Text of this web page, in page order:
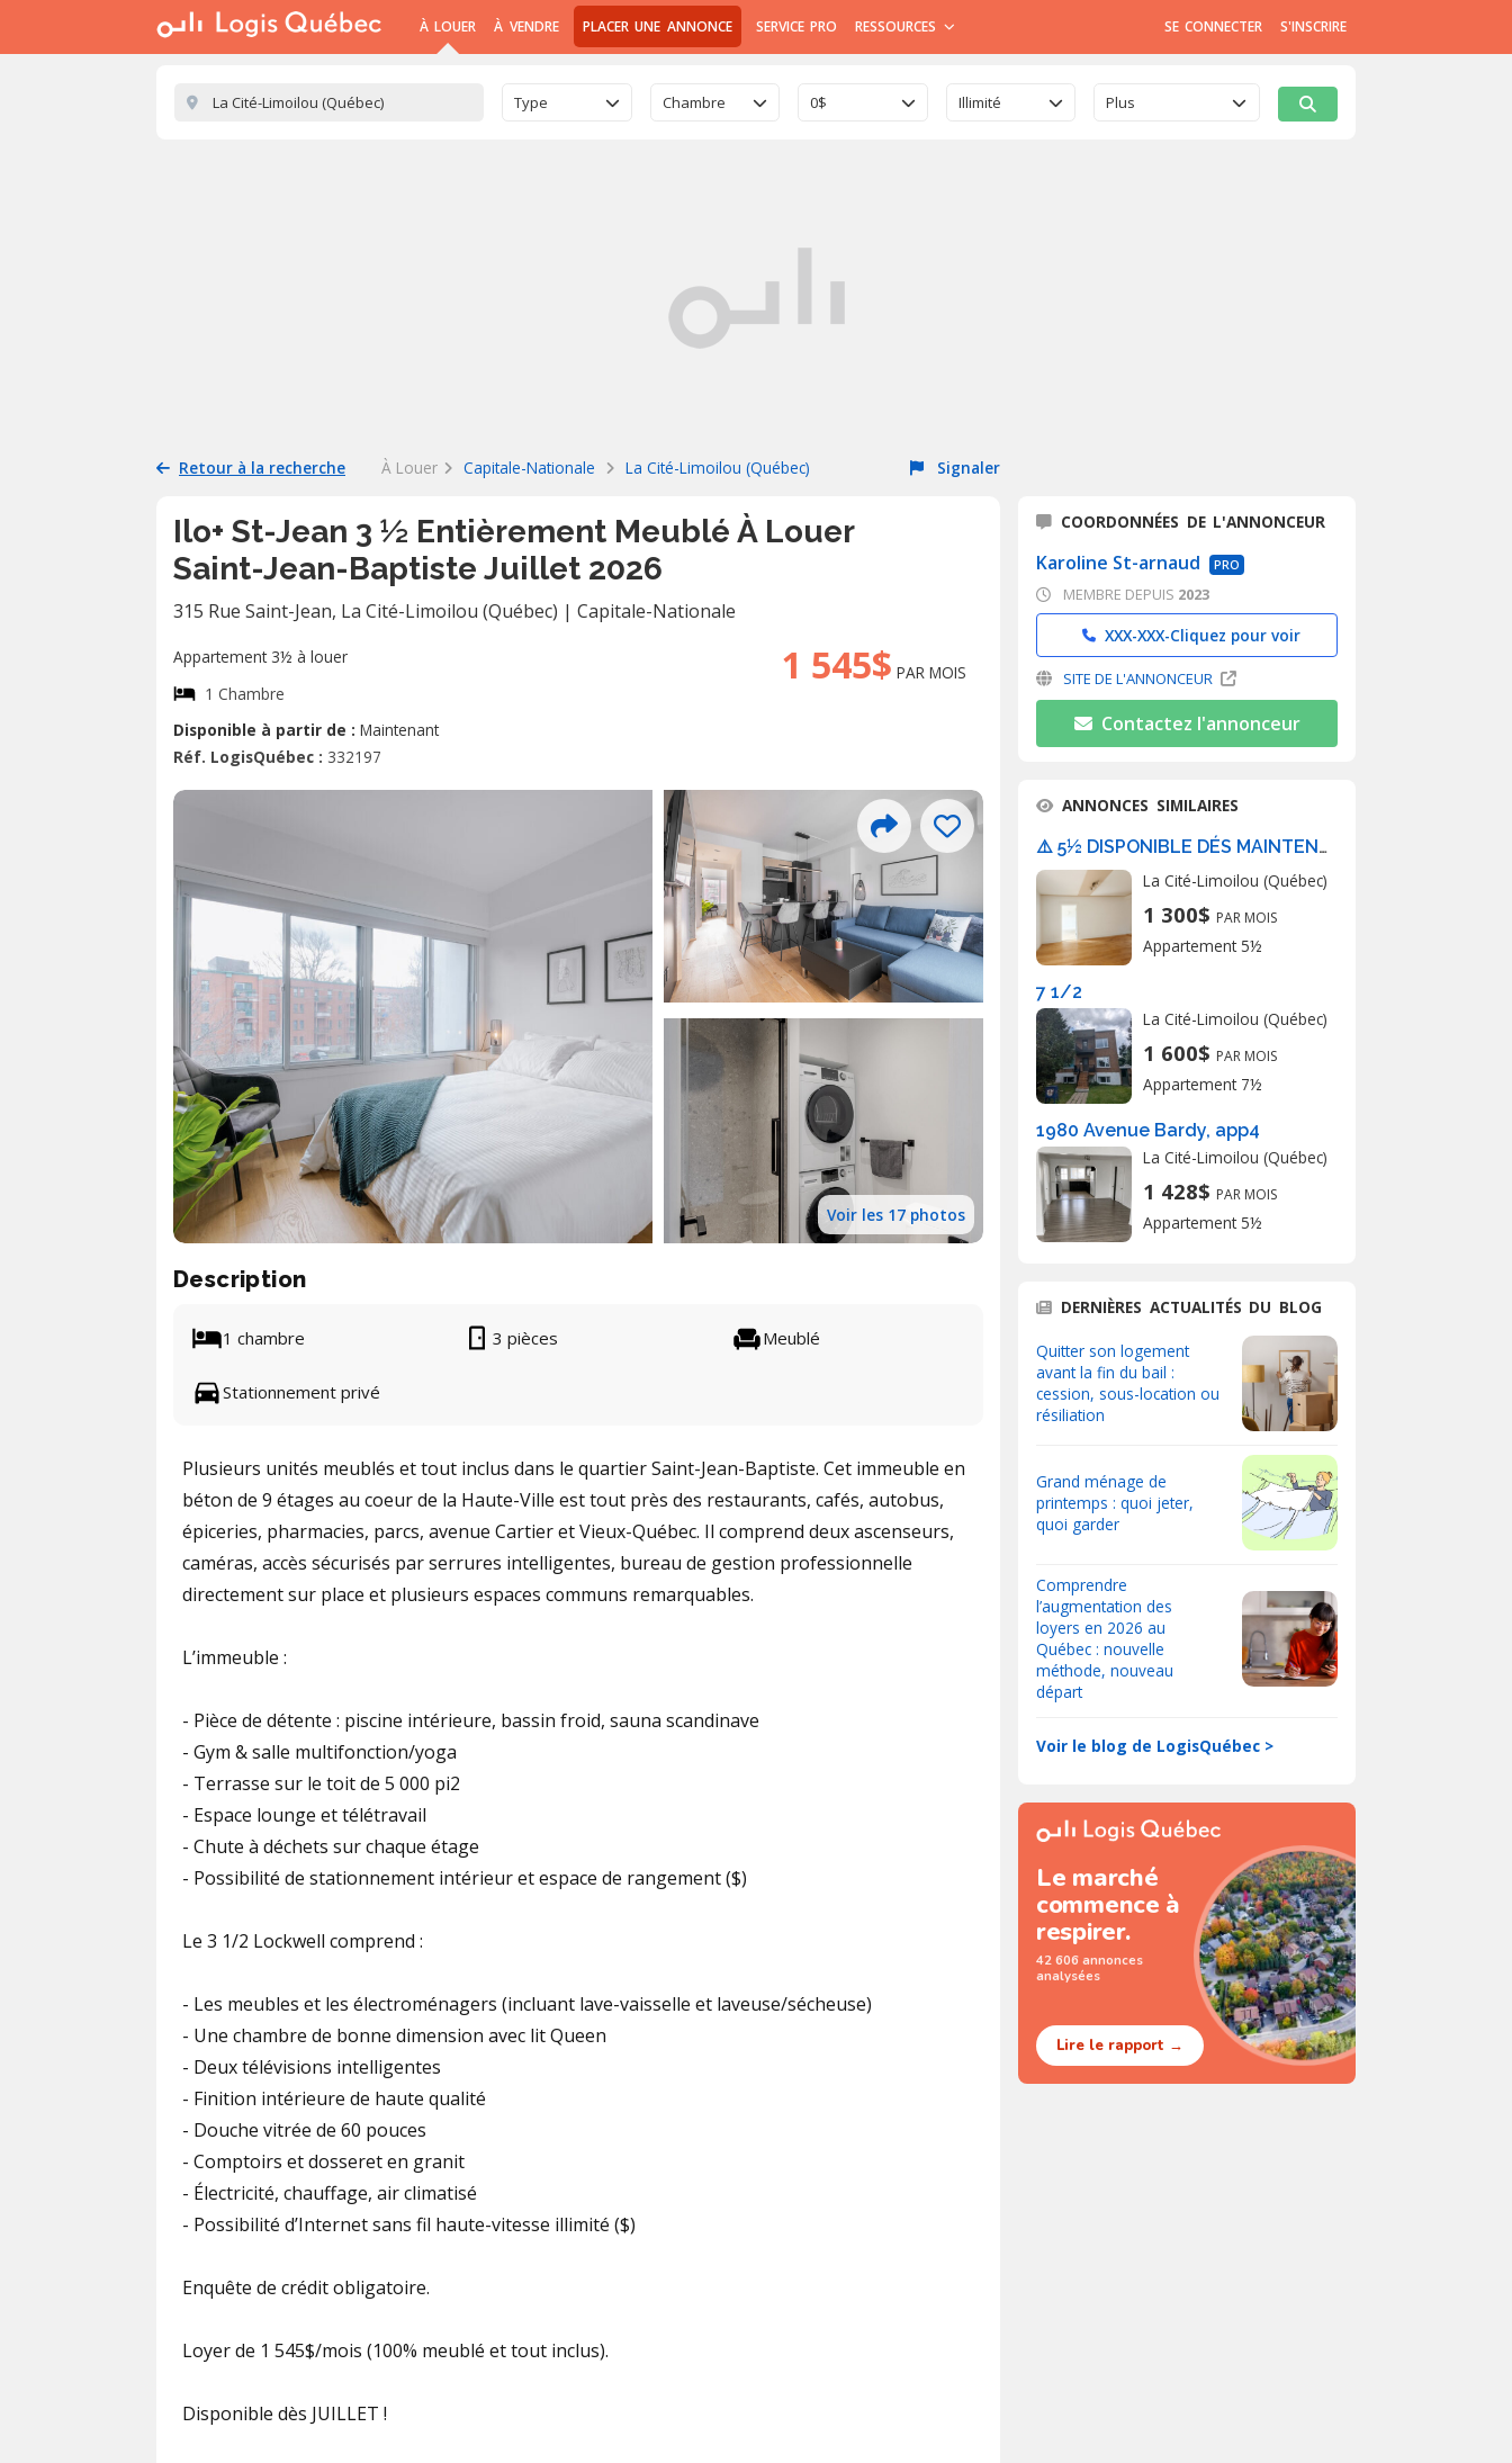
À LOUER À VENDRE PLACER UNE ANNONCE SERVICE PRO RESSOURCES SE CONNECTER S'INSCRIRE
Type Chambre 0$ Illimité Plus
Retour à la recherche À Louer Capitale-Nationale La Cité-Limoilou (Québec) Signaler
Ilo+ St-Jean 3 ½ Entièrement Meublé À Louer
Saint-Jean-Baptiste Juillet 2026
315 Rue Saint-Jean, La Cité-Limoilou (Québec) | Capitale-Nationale
1 545$ PAR MOIS
Appartement 3½ à louer
1 Chambre
Disponible à partir de : Maintenant
Réf. LogisQuébec : 332197
Voir les 17 photos
Description
1 chambre 3 pièces Meublé
Stationnement privé
Plusieurs unités meublés et tout inclus dans le quartier Saint-Jean-Baptiste. Cet immeuble en
béton de 9 étages au coeur de la Haute-Ville est tout près des restaurants, cafés, autobus,
épiceries, pharmacies, parcs, avenue Cartier et Vieux-Québec. Il comprend deux ascenseurs,
caméras, accès sécurisés par serrures intelligentes, bureau de gestion professionnelle
directement sur place et plusieurs espaces communs remarquables.
L’immeuble :
- Pièce de détente : piscine intérieure, bassin froid, sauna scandinave
- Gym & salle multifonction/yoga
- Terrasse sur le toit de 5 000 pi2
- Espace lounge et télétravail
- Chute à déchets sur chaque étage
- Possibilité de stationnement intérieur et espace de rangement ($)
Le 3 1/2 Lockwell comprend :
- Les meubles et les électroménagers (incluant lave-vaisselle et laveuse/sécheuse)
- Une chambre de bonne dimension avec lit Queen
- Deux télévisions intelligentes
- Finition intérieure de haute qualité
- Douche vitrée de 60 pouces
- Comptoirs et dosseret en granit
- Électricité, chauffage, air climatisé
- Possibilité d’Internet sans fil haute-vitesse illimité ($)
Enquête de crédit obligatoire.
Loyer de 1 545$/mois (100% meublé et tout inclus).
Disponible dès JUILLET !
COORDONNÉES DE L'ANNONCEUR
Karoline St-arnaud PRO
MEMBRE DEPUIS 2023
XXX-XXX-Cliquez pour voir
SITE DE L'ANNONCEUR
Contactez l'annonceur
ANNONCES SIMILAIRES
⚠️ 5½ DISPONIBLE DÉS MAINTENANT⚠️
La Cité-Limoilou (Québec)
1 300$ PAR MOIS
Appartement 5½
7 1/2
La Cité-Limoilou (Québec)
1 600$ PAR MOIS
Appartement 7½
1980 Avenue Bardy, app4
La Cité-Limoilou (Québec)
1 428$ PAR MOIS
Appartement 5½
DERNIÈRES ACTUALITÉS DU BLOG
Quitter son logement
avant la fin du bail :
cession, sous-location ou
résiliation
Grand ménage de
printemps : quoi jeter,
quoi garder
Comprendre
l’augmentation des
loyers en 2026 au
Québec : nouvelle
méthode, nouveau
départ
Voir le blog de LogisQuébec >
Le marché
commence à
respirer.
42 606 annonces
analysées
Lire le rapport →